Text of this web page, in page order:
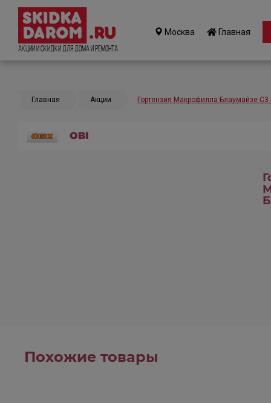
Акции и Скидки для дома и ремонта
Москва Главная
Главная Акции Гортензия Макрофилла Блаумайзе C3
OBI
Похожие товары